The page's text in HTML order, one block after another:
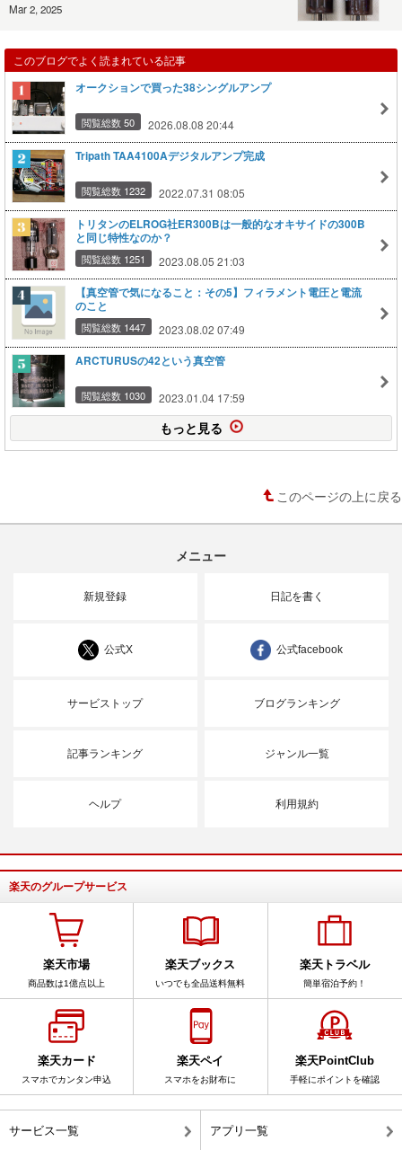
Mar 2, 2025
このブログでよく読まれている記事
オークションで買った38シングルアンプ
閲覧総数 50 2026.08.08 20:44
Tripath TAA4100Aデジタルアンプ完成
閲覧総数 1232 2022.07.31 08:05
トリタンのELROG社ER300Bは一般的なオキサイドの300B
と同じ特性なのか？
閲覧総数 1251 2023.08.05 21:03
【真空管で気になること：その5】フィラメント電圧と電流
のこと
閲覧総数 1447 2023.08.02 07:49
ARCTURUSの42という真空管
閲覧総数 1030 2023.01.04 17:59
もっと見る
このページの上に戻る
メニュー
新規登録 日記を書く
公式X 公式facebook
サービストップ ブログランキング
記事ランキング ジャンル一覧
ヘルプ 利用規約
楽天のグループサービス
楽天市場
商品数は1億点以上
楽天ブックス
いつでも全品送料無料
楽天トラベル
簡単宿泊予約！
楽天カード
スマホでカンタン申込
楽天ペイ
スマホをお財布に
楽天PointClub
手軽にポイントを確認
サービス一覧 アプリ一覧